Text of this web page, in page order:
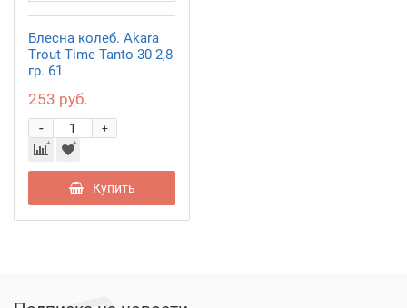
Блесна колеб. Akara
Trout Time Tanto 30 2,8
гр. 61
253 руб.
+
-
Купить